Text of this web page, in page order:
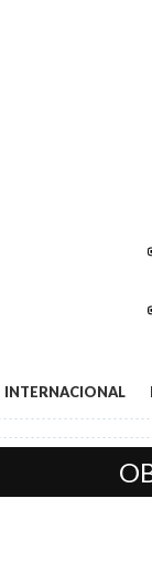
INTERNACIONAL